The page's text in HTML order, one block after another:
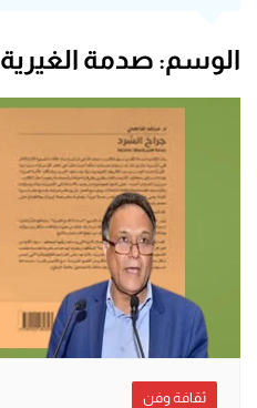
الوسم: صدمة الغيرية
ثقافة وفن